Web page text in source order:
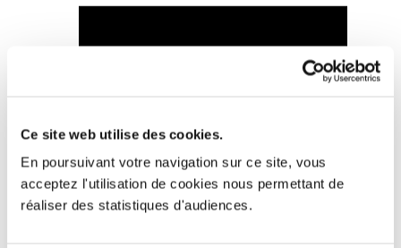
Ce site web utilise des cookies.
En poursuivant votre navigation sur ce site, vous
acceptez l'utilisation de cookies nous permettant de
réaliser des statistiques d'audiences.
Autonomie des élevages
Qualité air, eau, sols
Economie de ressources
Evaluation environnementale
Bien-être, Protection et Santé des animaux